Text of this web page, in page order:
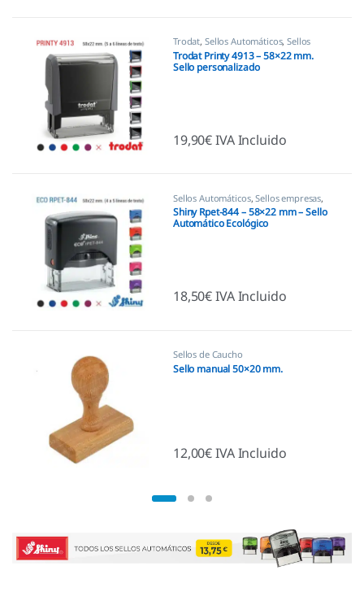
Trodat, Sellos Automáticos,Sellos
empresas
Trodat Printy 4913 – 58×22 mm.
Sello personalizado
19,90€IVA Incluido
Sellos Automáticos,Sellos empresas,
Shiny
Shiny Rpet-844 – 58×22 mm – Sello
Automático Ecológico
18,50€IVA Incluido
Sellos de Caucho
Sello manual 50×20 mm.
12,00€IVA Incluido